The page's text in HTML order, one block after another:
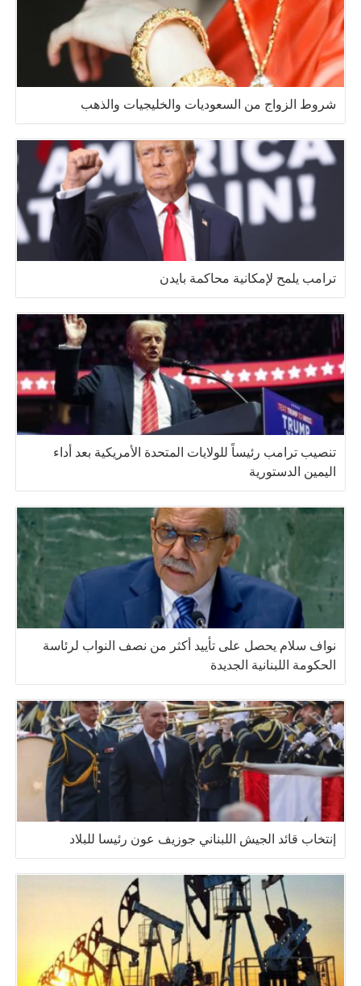
شروط الزواج من السعوديات والخليجيات والذهب
ترامب يلمح لإمكانية محاكمة بايدن
تنصيب ترامب رئيساً للولايات المتحدة الأمريكية بعد أداء
اليمين الدستورية
نواف سلام يحصل على تأييد أكثر من نصف النواب لرئاسة
الحكومة اللبنانية الجديدة
إنتخاب قائد الجيش اللبناني جوزيف عون رئيسا للبلاد